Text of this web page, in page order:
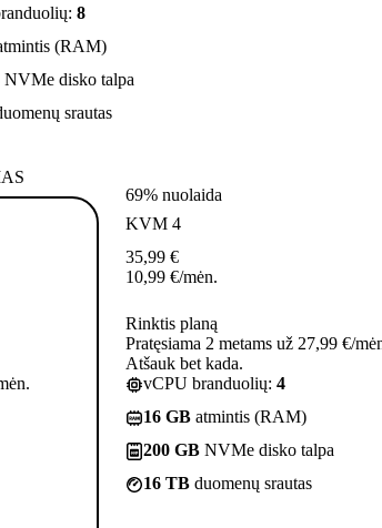
8
(RAM)
NVMe disko talpa
srautas
69% nuolaida
KVM 4
35,99 €
10,99 €/mėn.
Rinktis planą
Pratęsiama 2 metams už 27,99 €/
Atšauk bet kada.
vCPU branduolių: 4
16 GB atmintis (RAM)
200 GB NVMe disko talpa
16 TB duomenų srautas